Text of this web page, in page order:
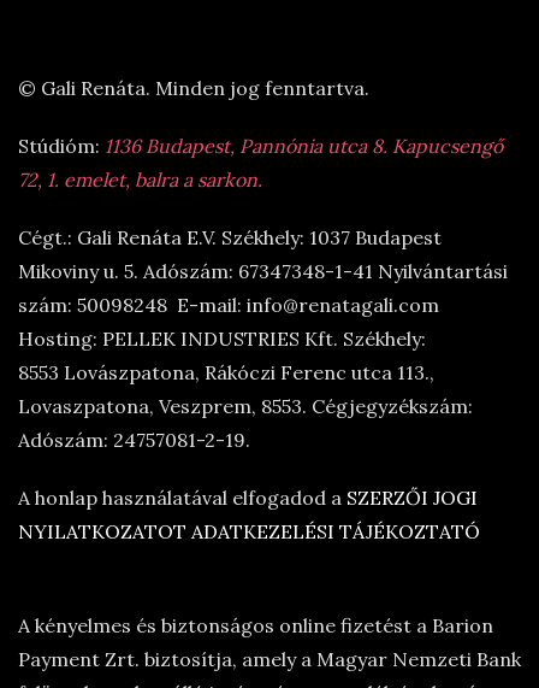
© Gali Renáta. Minden jog fenntartva.
Stúdióm: 1136 Budapest, Pannónia utca 8. Kapucsengő
72, 1. emelet, balra a sarkon.
Cégt.: Gali Renáta E.V. Székhely: 1037 Budapest
Mikoviny u. 5. Adószám: 67347348-1-41 Nyilvántartási
szám: 50098248 E-mail: info@renatagali.com
Hosting: PELLEK INDUSTRIES Kft. Székhely:
8553 Lovászpatona, Rákóczi Ferenc utca 113.,
Lovaszpatona, Veszprem, 8553. Cégjegyzékszám:
Adószám: 24757081-2-19.
A honlap használatával elfogadod a SZERZŐI JOGI
NYILATKOZATOT ADATKEZELÉSI TÁJÉKOZTATÓ
A kényelmes és biztonságos online fizetést a Barion
Payment Zrt. biztosítja, amely a Magyar Nemzeti Bank